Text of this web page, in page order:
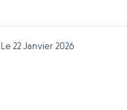
Le 22 Janvier 2026